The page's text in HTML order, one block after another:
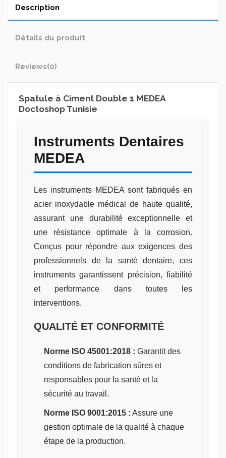
Description
Détails du produit
Reviews(0)
Spatule à Ciment Double 1 MEDEA
Doctoshop Tunisie
Instruments Dentaires
MEDEA
Les instruments MEDEA sont fabriqués en
acier inoxydable médical de haute qualité,
assurant une durabilité exceptionnelle et
une résistance optimale à la corrosion.
Conçus pour répondre aux exigences des
professionnels de la santé dentaire, ces
instruments garantissent précision, fiabilité
et performance dans toutes les
interventions.
QUALITÉ ET CONFORMITÉ
Norme ISO 45001:2018 : Garantit des
conditions de fabrication sûres et
responsables pour la santé et la
sécurité au travail.
Norme ISO 9001:2015 : Assure une
gestion optimale de la qualité à chaque
étape de la production.